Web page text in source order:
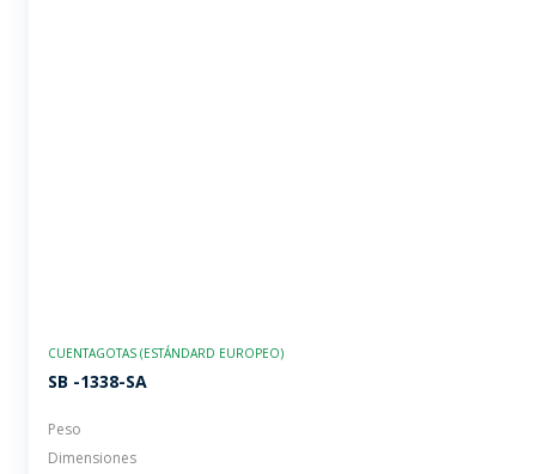
CUENTAGOTAS (ESTÁNDARD EUROPEO)
SB -1338-SA
Peso
Dimensiones